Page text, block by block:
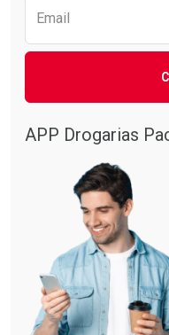
Comprar sem
Por R$ 52,64/cada
Email
APP Drogarias